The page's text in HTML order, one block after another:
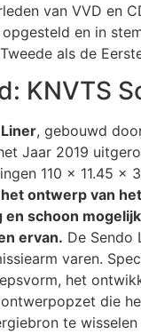
van VVD en
en in
als de
KNVTS
, gebouwd
Jaar 2019
110 x 11.45 x
ontwerp van
schoon
ervan. De Sendo
varen.
het
die
te